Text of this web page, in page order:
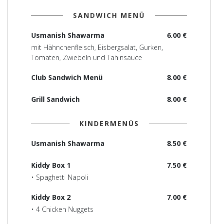
SANDWICH MENÜ
6.00 €
Usmanish Shawarma
mit Hähnchenfleisch, Eisbergsalat, Gurken,
Tomaten, Zwiebeln und Tahinsauce
8.00 €
Club Sandwich Menü
8.00 €
Grill Sandwich
KINDERMENÜS
8.50 €
Usmanish Shawarma
7.50 €
Kiddy Box 1
• Spaghetti Napoli
7.00 €
Kiddy Box 2
• 4 Chicken Nuggets